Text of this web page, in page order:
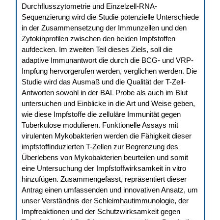
Durchflusszytometrie und Einzelzell-RNA-
Sequenzierung wird die Studie potenzielle Unterschiede
in der Zusammensetzung der Immunzellen und den
Zytokinprofilen zwischen den beiden Impfstoffen
aufdecken. Im zweiten Teil dieses Ziels, soll die
adaptive Immunantwort die durch die BCG- und VRP-
Impfung hervorgerufen werden, verglichen werden. Die
Studie wird das Ausmaß und die Qualität der T-Zell-
Antworten sowohl in der BAL Probe als auch im Blut
untersuchen und Einblicke in die Art und Weise geben,
wie diese Impfstoffe die zelluläre Immunität gegen
Tuberkulose modulieren. Funktionelle Assays mit
virulenten Mykobakterien werden die Fähigkeit dieser
impfstoffinduzierten T-Zellen zur Begrenzung des
Überlebens von Mykobakterien beurteilen und somit
eine Untersuchung der Impfstoffwirksamkeit in vitro
hinzufügen. Zusammengefasst, repräsentiert dieser
Antrag einen umfassenden und innovativen Ansatz, um
unser Verständnis der Schleimhautimmunologie, der
Impfreaktionen und der Schutzwirksamkeit gegen